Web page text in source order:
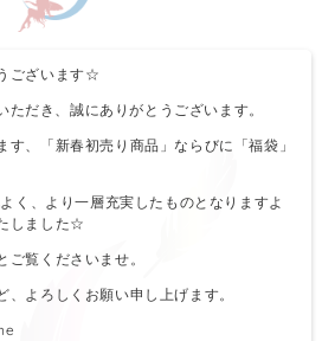
ございます☆
だき、誠にありがとうございます。
、「新春初売り商品」ならびに「福袋」
く、より一層充実したものとなりますよ
しました☆
覧くださいませ。
よろしくお願い申し上げます。